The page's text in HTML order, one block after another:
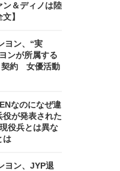
ン＆ディノは陸
】
ヨン、“実
ンが所属する
契約 女優活動
なのになぜ違
が発表された
役兵とは異な
は
ヨン、JYP退